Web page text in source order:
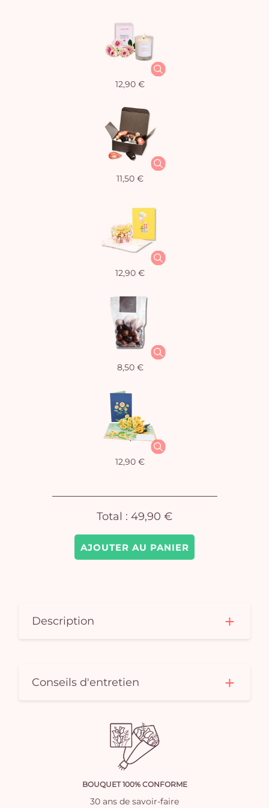
AJOUTER AU PANIER
12,90 €
11,50 €
12,90 €
8,50 €
12,90 €
Total : 49,90 €
Description
Conseils d'entretien
BOUQUET 100% CONFORME
30 ans de savoir-faire